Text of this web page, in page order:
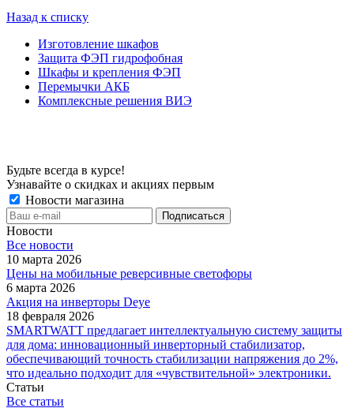
Назад к списку
Изготовление шкафов
Защита ФЭП гидрофобная
Шкафы и крепления ФЭП
Перемычки АКБ
Комплексные решения ВИЭ
Будьте всегда в курсе!
Узнавайте о скидках и акциях первым
Новости магазина
Новости
Все новости
10 марта 2026
Цены на мобильные реверсивные светофоры
6 марта 2026
Акция на инверторы Deye
18 февраля 2026
SMARTWATT предлагает интеллектуальную систему защиты
для дома: инновационный инверторный стабилизатор,
обеспечивающий точность стабилизации напряжения до 2%,
что идеально подходит для «чувствительной» электроники.
Статьи
Все статьи